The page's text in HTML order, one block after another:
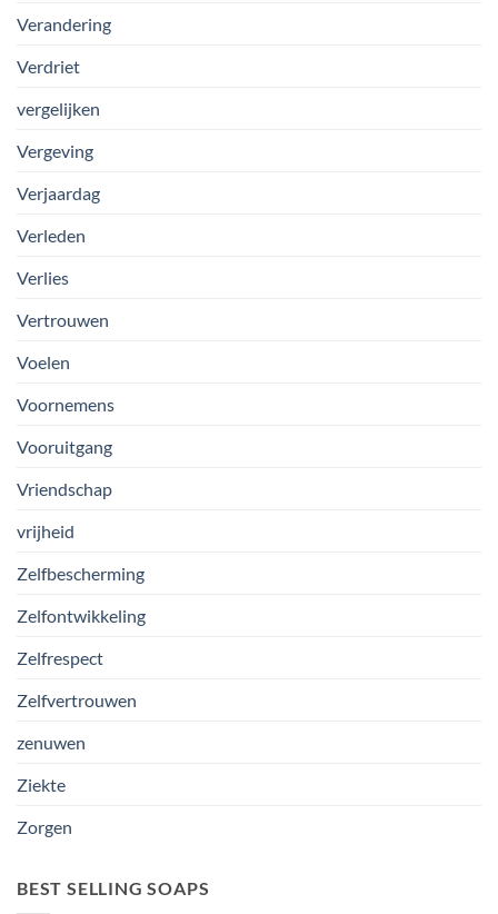
Verandering
Verdriet
vergelijken
Vergeving
Verjaardag
Verleden
Verlies
Vertrouwen
Voelen
Voornemens
Vooruitgang
Vriendschap
vrijheid
Zelfbescherming
Zelfontwikkeling
Zelfrespect
Zelfvertrouwen
zenuwen
Ziekte
Zorgen
BEST SELLING SOAPS